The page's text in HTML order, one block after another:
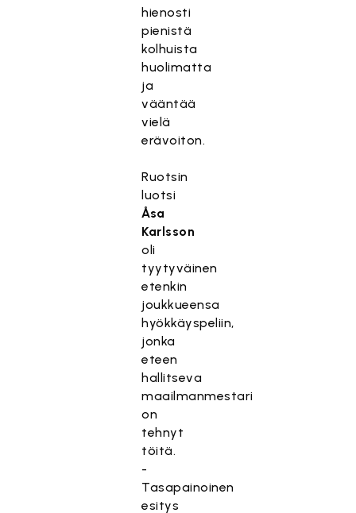
hienosti
pienistä
kolhuista
huolimatta
ja
vääntää
vielä
erävoiton.
Ruotsin
luotsi
Åsa
Karlsson
oli
tyytyväinen
etenkin
joukkueensa
hyökkäyspeliin,
jonka
eteen
hallitseva
maailmanmestari
on
tehnyt
töitä.
-
Tasapainoinen
esitys